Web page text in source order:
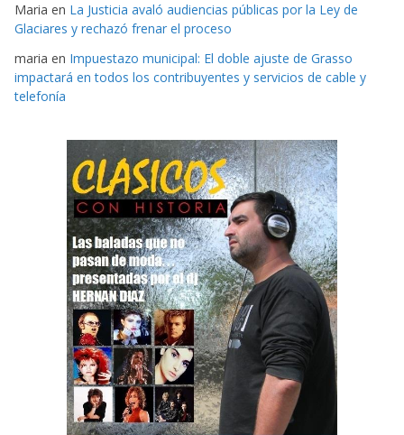
Maria en La Justicia avaló audiencias públicas por la Ley de
Glaciares y rechazó frenar el proceso
maria en Impuestazo municipal: El doble ajuste de Grasso
impactará en todos los contribuyentes y servicios de cable y
telefonía